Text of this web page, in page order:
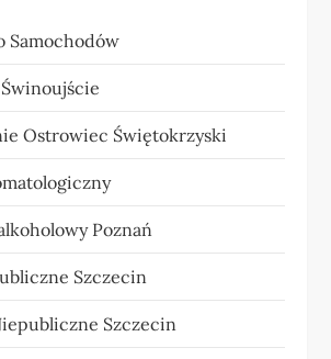
Samochodów
Ostrowiec Świętokrzyski
Poznań
Szczecin
Szczecin